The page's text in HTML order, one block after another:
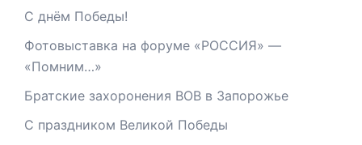
С днём Победы!
Фотовыставка на форуме «РОССИЯ» —
«Помним…»
Братские захоронения ВОВ в Запорожье
С праздником Великой Победы